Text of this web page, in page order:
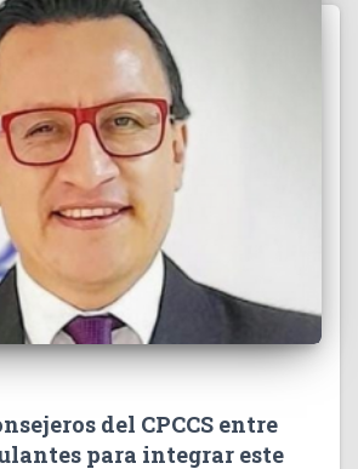
del CPCCS entre
para integrar este